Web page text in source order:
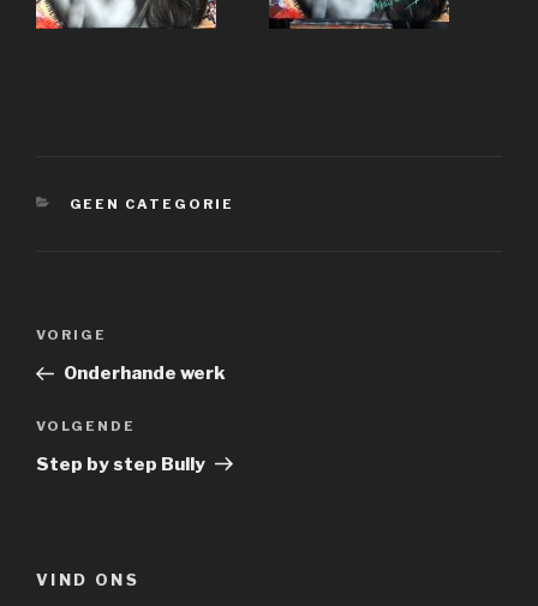
CATEGORIEËN
GEEN CATEGORIE
Bericht
Vorig
bericht
VORIGE
Onderhande werk
Volgend
Bericht
VOLGENDE
Step by step Bully
VIND ONS